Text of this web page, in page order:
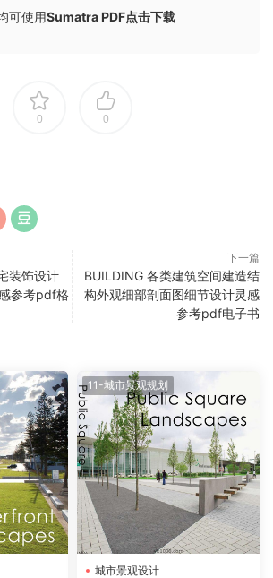
可使用Sumatra PDF点击下载
0 0
装饰设计
参考pdf格
下一篇
BUILDING 各类建筑空间建造结
构外观细部剖面图细节设计灵感
参考pdf电子书
11-城市景观规划
城市景观设计